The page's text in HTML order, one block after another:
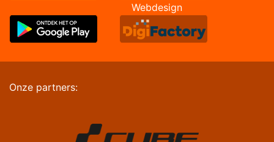
Webdesign
Onze partners: